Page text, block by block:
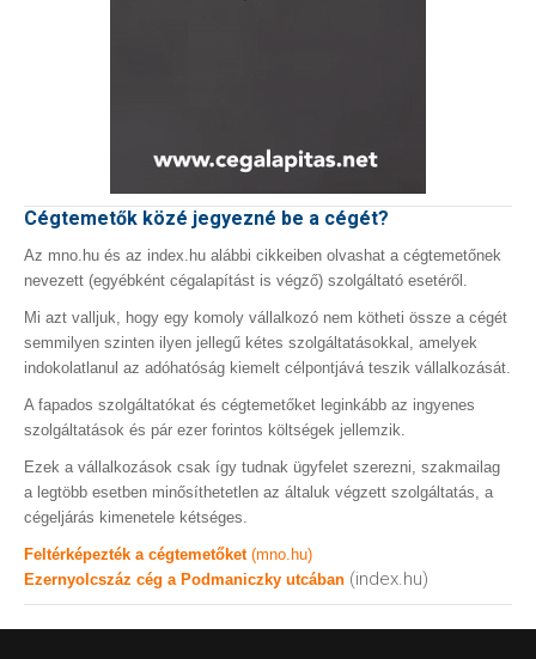
Cégtemetők közé jegyezné be a cégét?
Az mno.hu és az index.hu alábbi cikkeiben olvashat a cégtemetőnek
nevezett (egyébként cégalapítást is végző) szolgáltató esetéről.
Mi azt valljuk, hogy egy komoly vállalkozó nem kötheti össze a cégét
semmilyen szinten ilyen jellegű kétes szolgáltatásokkal, amelyek
indokolatlanul az adóhatóság kiemelt célpontjává teszik vállalkozását.
A fapados szolgáltatókat és cégtemetőket leginkább az ingyenes
szolgáltatások és pár ezer forintos költségek jellemzik.
Ezek a vállalkozások csak így tudnak ügyfelet szerezni, szakmailag
a legtöbb esetben minősíthetetlen az általuk végzett szolgáltatás, a
cégeljárás kimenetele kétséges.
Feltérképezték a cégtemetőket (mno.hu)
Ezernyolcszáz cég a Podmaniczky utcában (index.hu)